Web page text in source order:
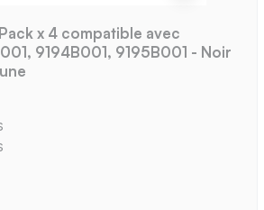
x 4 compatible avec
9194B001, 9195B001 - Noir